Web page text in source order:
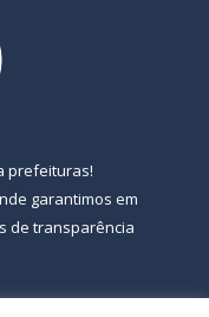
prefeituras!
garantimos em
de transparência